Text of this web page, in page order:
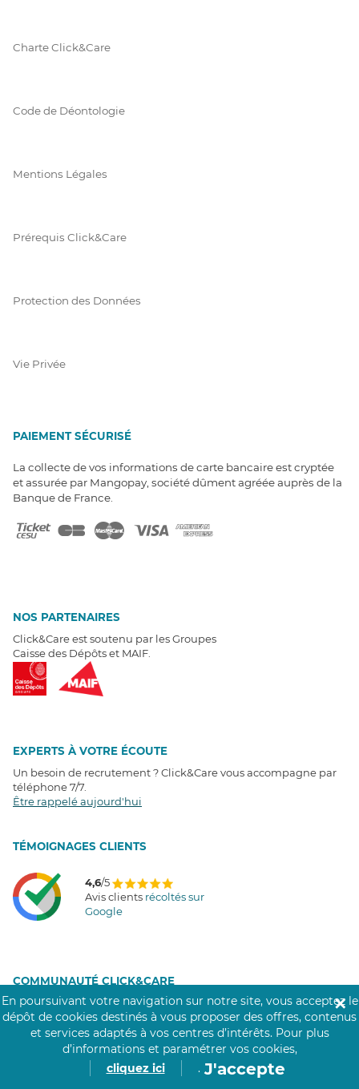
Charte Click&Care
Code de Déontologie
Mentions Légales
Prérequis Click&Care
Protection des Données
Vie Privée
PAIEMENT SÉCURISÉ
La collecte de vos informations de carte bancaire est cryptée
et assurée par Mangopay, société dûment agréée auprès de la
Banque de France.
NOS PARTENAIRES
Click&Care est soutenu par les Groupes
Caisse des Dépôts et MAIF.
EXPERTS À VOTRE ÉCOUTE
Un besoin de recrutement ? Click&Care vous accompagne par
téléphone 7/7
Être rappelé aujourd'hui
TÉMOIGNAGES CLIENTS
4,6/5
Avis clients récoltés sur
Google
COMMUNAUTÉ CLICK&CARE
En poursuivant votre navigation sur notre site, vous acceptez le
dépôt de cookies destinés à vous proposer des offres, contenus
et services adaptés à vos centres d’intérêts. Pour plus
d’informations et paramétrer vos cookies,
cliquez ici
. J'accepte
✕